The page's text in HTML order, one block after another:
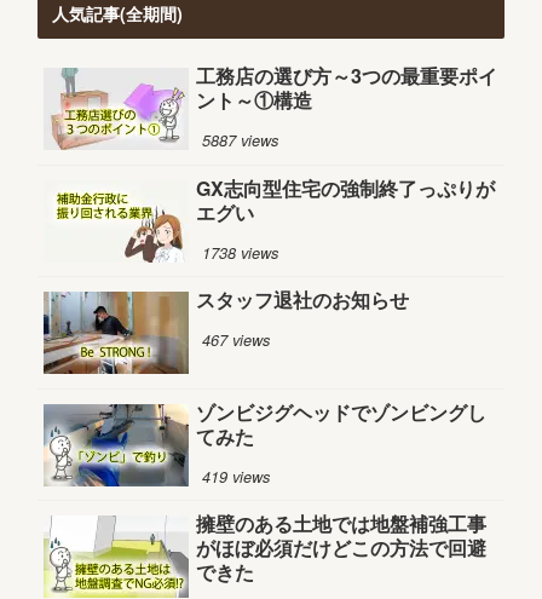
人気記事(全期間)
工務店の選び方～3つの最重要ポイ
ント～①構造
5887 views
GX志向型住宅の強制終了っぷりが
エグい
1738 views
スタッフ退社のお知らせ
467 views
ゾンビジグヘッドでゾンビングし
てみた
419 views
擁壁のある土地では地盤補強工事
がほぼ必須だけどこの方法で回避
できた